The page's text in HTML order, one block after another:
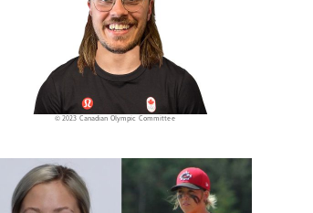
© 2023 Canadian Olympic Committee